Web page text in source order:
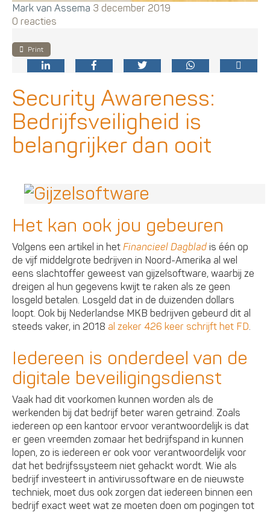
Mark van Assema 3 december 2019
0 reacties
Print
Security Awareness:
Bedrijfsveiligheid is
belangrijker dan ooit
Het kan ook jou gebeuren
Volgens een artikel in hetFinancieel Dagblad is één op
de vijf middelgrote bedrijven in Noord-Amerika al wel
eens slachtoffer geweest van gijzelsoftware, waarbij ze
dreigen al hun gegevens kwijt te raken als ze geen
losgeld betalen. Losgeld dat in de duizenden dollars
loopt. Ook bij Nederlandse MKB bedrijven gebeurd dit al
steeds vaker, in 2018 al zeker 426 keer schrijft het FD.
Iedereen is onderdeel van de
digitale beveiligingsdienst
Vaak had dit voorkomen kunnen worden als de
werkenden bij dat bedrijf beter waren getraind. Zoals
iedereen op een kantoor ervoor verantwoordelijk is dat
er geen vreemden zomaar het bedrijfspand in kunnen
lopen, zo is iedereen er ook voor verantwoordelijk voor
dat het bedrijfssysteem niet gehackt wordt. Wie als
bedrijf investeert in antivirussoftware en de nieuwste
techniek, moet dus ook zorgen dat iedereen binnen een
bedrijf exact weet wat ze moeten doen om pogingen tot